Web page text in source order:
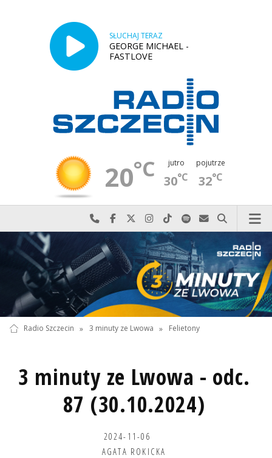
SŁUCHAJ TERAZ
GEORGE MICHAEL -
FASTLOVE
20°C jutro
30°C
pojutrze
32°C
Najlepiej po prostu do nas zadzwoń
Odwiedź nas na Facebook-u
Odwiedź nas na X
Odwiedź nas na Instagram-ie
Odwiedź nas na TikTok-u
Szukaj nas na Spotify
Wyślij do nas
Szukaj
Radio Szczecin » 3 minuty ze Lwowa » Felietony
3 minuty ze Lwowa - odc.
87 (30.10.2024)
2024-11-06
AGATA ROKICKA